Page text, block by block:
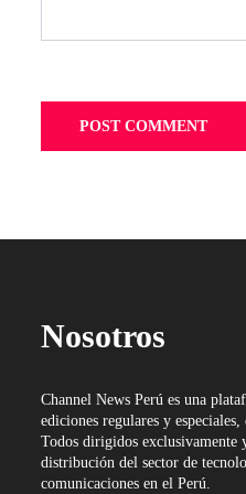
Nosotros
Channel News Perú es una
ediciones regulares y
Todos dirigidos exclusivamente
distribución del sector de
comunicaciones en el Perú.